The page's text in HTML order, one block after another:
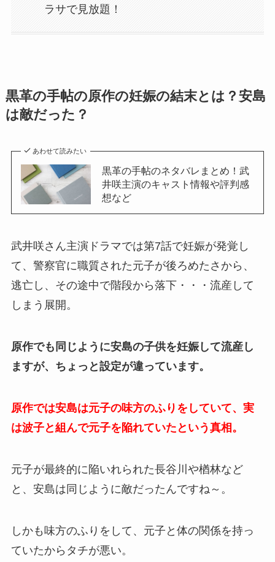
ラサで見放題！
黒革の手帖の原作の妊娠の結末とは？安島
は敵だった？
あわせて読みたい
黒革の手帖のネタバレまとめ！武
井咲主演のキャスト情報や評判感
想など
武井咲さん主演ドラマでは第7話で妊娠が発覚し
て、警察官に職質された元子が後ろめたさから、
逃亡し、その途中で階段から落下・・・流産して
しまう展開。
原作でも同じように安島の子供を妊娠して流産し
ますが、ちょっと設定が違っています。
原作では安島は元子の味方のふりをしていて、実
は波子と組んで元子を陥れていたという真相。
元子が最終的に陥いれられた長谷川や楢林など
と、安島は同じように敵だったんですね～。
しかも味方のふりをして、元子と体の関係を持っ
ていたからタチが悪い。